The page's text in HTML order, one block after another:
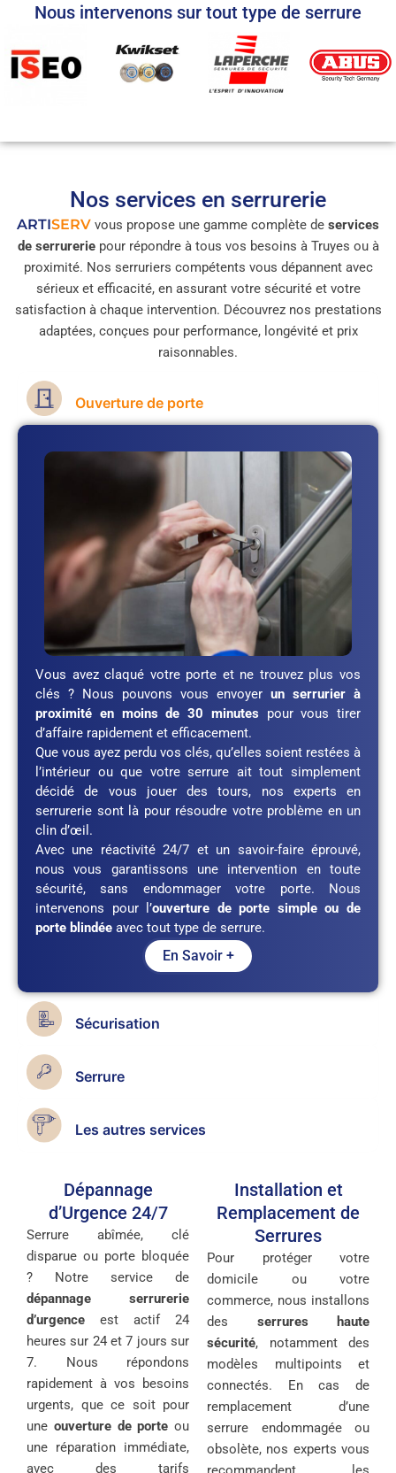
Nous intervenons sur tout type de serrure
Nos services en serrurerie
ARTISERV vous propose une gamme complète de services
de serrureriepour répondre à tous vos besoins à Truyes ou à
proximité. Nos serruriers compétents vous dépannent avec
sérieux et efficacité, en assurant votre sécurité et votre
satisfaction à chaque intervention. Découvrez nos prestations
adaptées, conçues pour performance, longévité et prix
raisonnables.
Ouverture de porte
Vous avez claqué votre porte et ne trouvez plus vos
clés ? Nous pouvons vous envoyer un serrurier à
proximité en moins de 30 minutes pour vous tirer
d’affaire rapidement et efficacement.
Que vous ayez perdu vos clés, qu’elles soient restées à
l’intérieur ou que votre serrure ait tout simplement
décidé de vous jouer des tours, nos experts en
serrurerie sont là pour résoudre votre problème en un
clin d’œil.
Avec une réactivité 24/7 et un savoir-faire éprouvé,
nous vous garantissons une intervention en toute
sécurité, sans endommager votre porte. Nous
intervenons pour l’ouverture de porte simple ou de
porte blindée avec tout type de serrure.
En Savoir +
Sécurisation
Serrure
Les autres services
Dépannage
d’Urgence 24/7
Serrure abîmée, clé
disparue ou porte bloquée
? Notre service de
dépannage serrurerie
d’urgence est actif 24
heures sur 24 et 7 jours sur
7. Nous répondons
rapidement à vos besoins
urgents, que ce soit pour
une ouverture de porte ou
une réparation immédiate,
avec des tarifs
Installation et
Remplacement de
Serrures
Pour protéger votre
domicile ou votre
commerce, nous installons
des serrures haute
sécurité, notamment des
modèles multipoints et
connectés. En cas de
remplacement d’une
serrure endommagée ou
obsolète, nos experts vous